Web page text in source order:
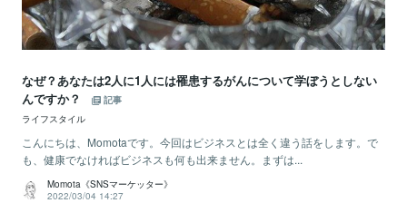
なぜ？あなたは2人に1人には罹患するがんについて学ぼうとしない
んですか？
記事
ライフスタイル
こんにちは、Momotaです。今回はビジネスとは全く違う話をします。で
も、健康でなければビジネスも何も出来ません。まずは...
Momota《SNSマーケッター》
2022/03/04 14:27